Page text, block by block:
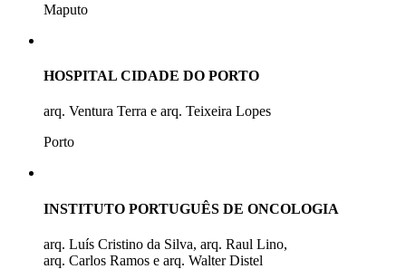
Maputo
HOSPITAL CIDADE DO PORTO
arq. Ventura Terra e arq. Teixeira Lopes
Porto
INSTITUTO PORTUGUÊS DE ONCOLOGIA
arq. Luís Cristino da Silva, arq. Raul Lino,
arq. Carlos Ramos e arq. Walter Distel